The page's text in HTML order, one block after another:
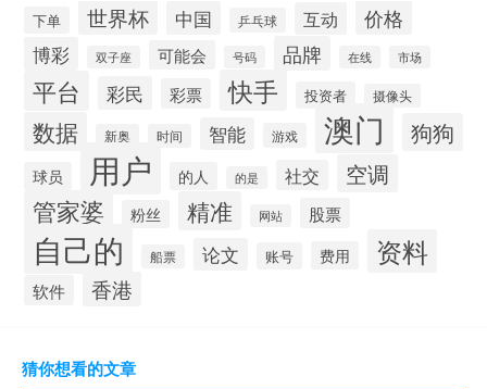
下单 世界杯 中国 乒乓球 互动 价格
博彩 双子座 可能会 号码 品牌 在线 市场
平台 彩民 彩票 快手 投资者 摄像头
数据 新奥 时间 智能 游戏 澳门 狗狗
球员 用户 的人 的是 社交 空调
管家婆 粉丝 精准 网站 股票
自己的 船票 论文 账号 费用 资料
软件 香港
猜你想看的文章